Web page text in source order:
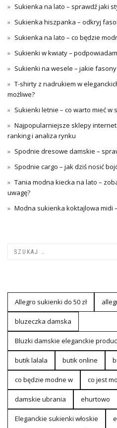
Sukienka na lato – sprawdź jaki
Sukienka hiszpanka – odkryj
Sukienka na lato – co będzie
Sukienki w kwiaty –
Sukienki na wesele – jakie
T-shirty z nadrukiem w
możliwe?
Sukienki letnie – co warto mieć w
Najpopularniejsze sklepy
ranking i analiza rynku
Spodnie dresowe damskie –
Spodnie cargo – jak dziś nosić
Tania modna kiecka na lato –
uwagę?
Modna sukienka koktajlowa midi
Allegro sukienki do 50 zł
bluzeczka damska
Bluzki damskie eleganckie
butik lalala butik online
co będzie modne w co jest
damskie ubrania ehurtowo
Eleganckie sukienki włoskie